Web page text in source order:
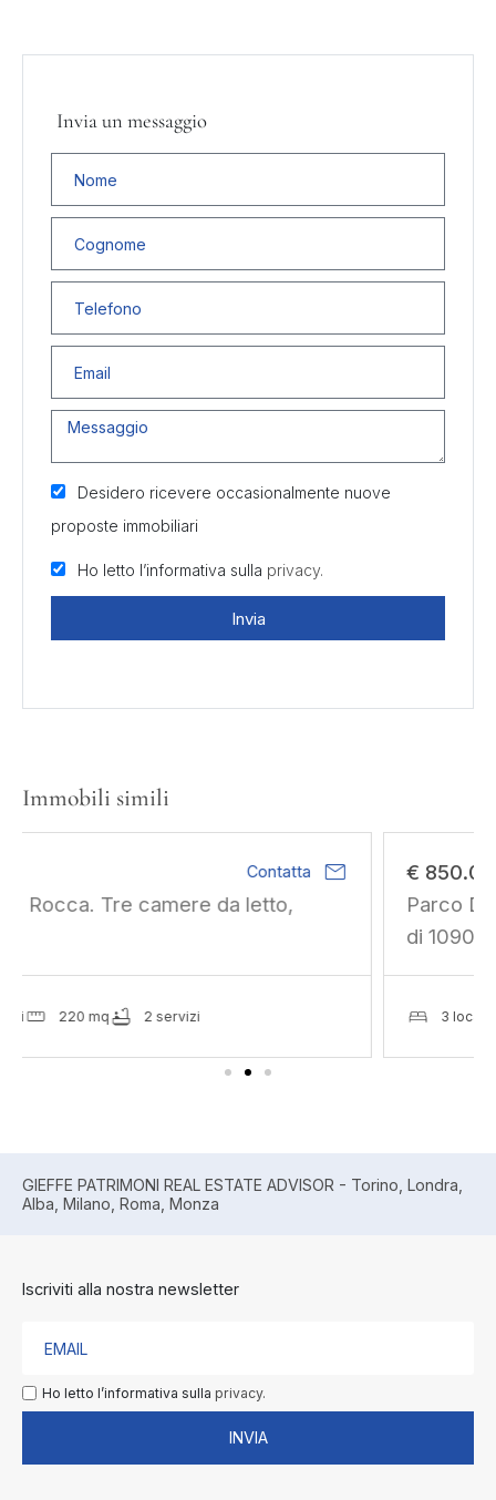
Invia un messaggio
Desidero ricevere occasionalmente nuove
proposte immobiliari
Ho letto l’informativa sulla privacy.
Invia
Immobili simili
Contatta mail
Parco Del Meisino. Sviluppo residenziale
3 locali 1365 mq
GIEFFE PATRIMONI REAL ESTATE ADVISOR - Torino, Londra,
Alba, Milano, Roma, Monza
Iscriviti alla nostra newsletter
Ho letto l’informativa sulla privacy.
INVIA